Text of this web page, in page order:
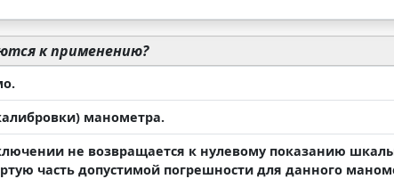
к применению?
манометра.
не возвращается к нулевому показанию
часть допустимой погрешности для данного